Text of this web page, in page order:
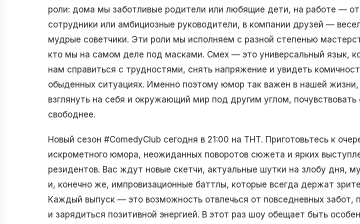
роли: дома мы заботливые родители или любящие дети, на работе —
сотрудники или амбициозные руководители, в компании друзей —
мудрые советчики. Эти роли мы исполняем с разной степенью
кто мы на самом деле под масками. Смех — это универсальный язык,
нам справиться с трудностями, снять напряжение и увидеть
обыденных ситуациях. Именно поэтому юмор так важен в нашей жизни,
взглянуть на себя и окружающий мир под другим углом, почувствовать
свободнее.
Новый сезон #ComedyClub сегодня в 21:00 на ТНТ. Приготовьтесь к
искрометного юмора, неожиданных поворотов сюжета и ярких
резидентов. Вас ждут новые скетчи, актуальные шутки на злобу дня,
и, конечно же, импровизационные баттлы, которые всегда держат
Каждый выпуск — это возможность отвлечься от повседневных забот,
и зарядиться позитивной энергией. В этот раз шоу обещает быть